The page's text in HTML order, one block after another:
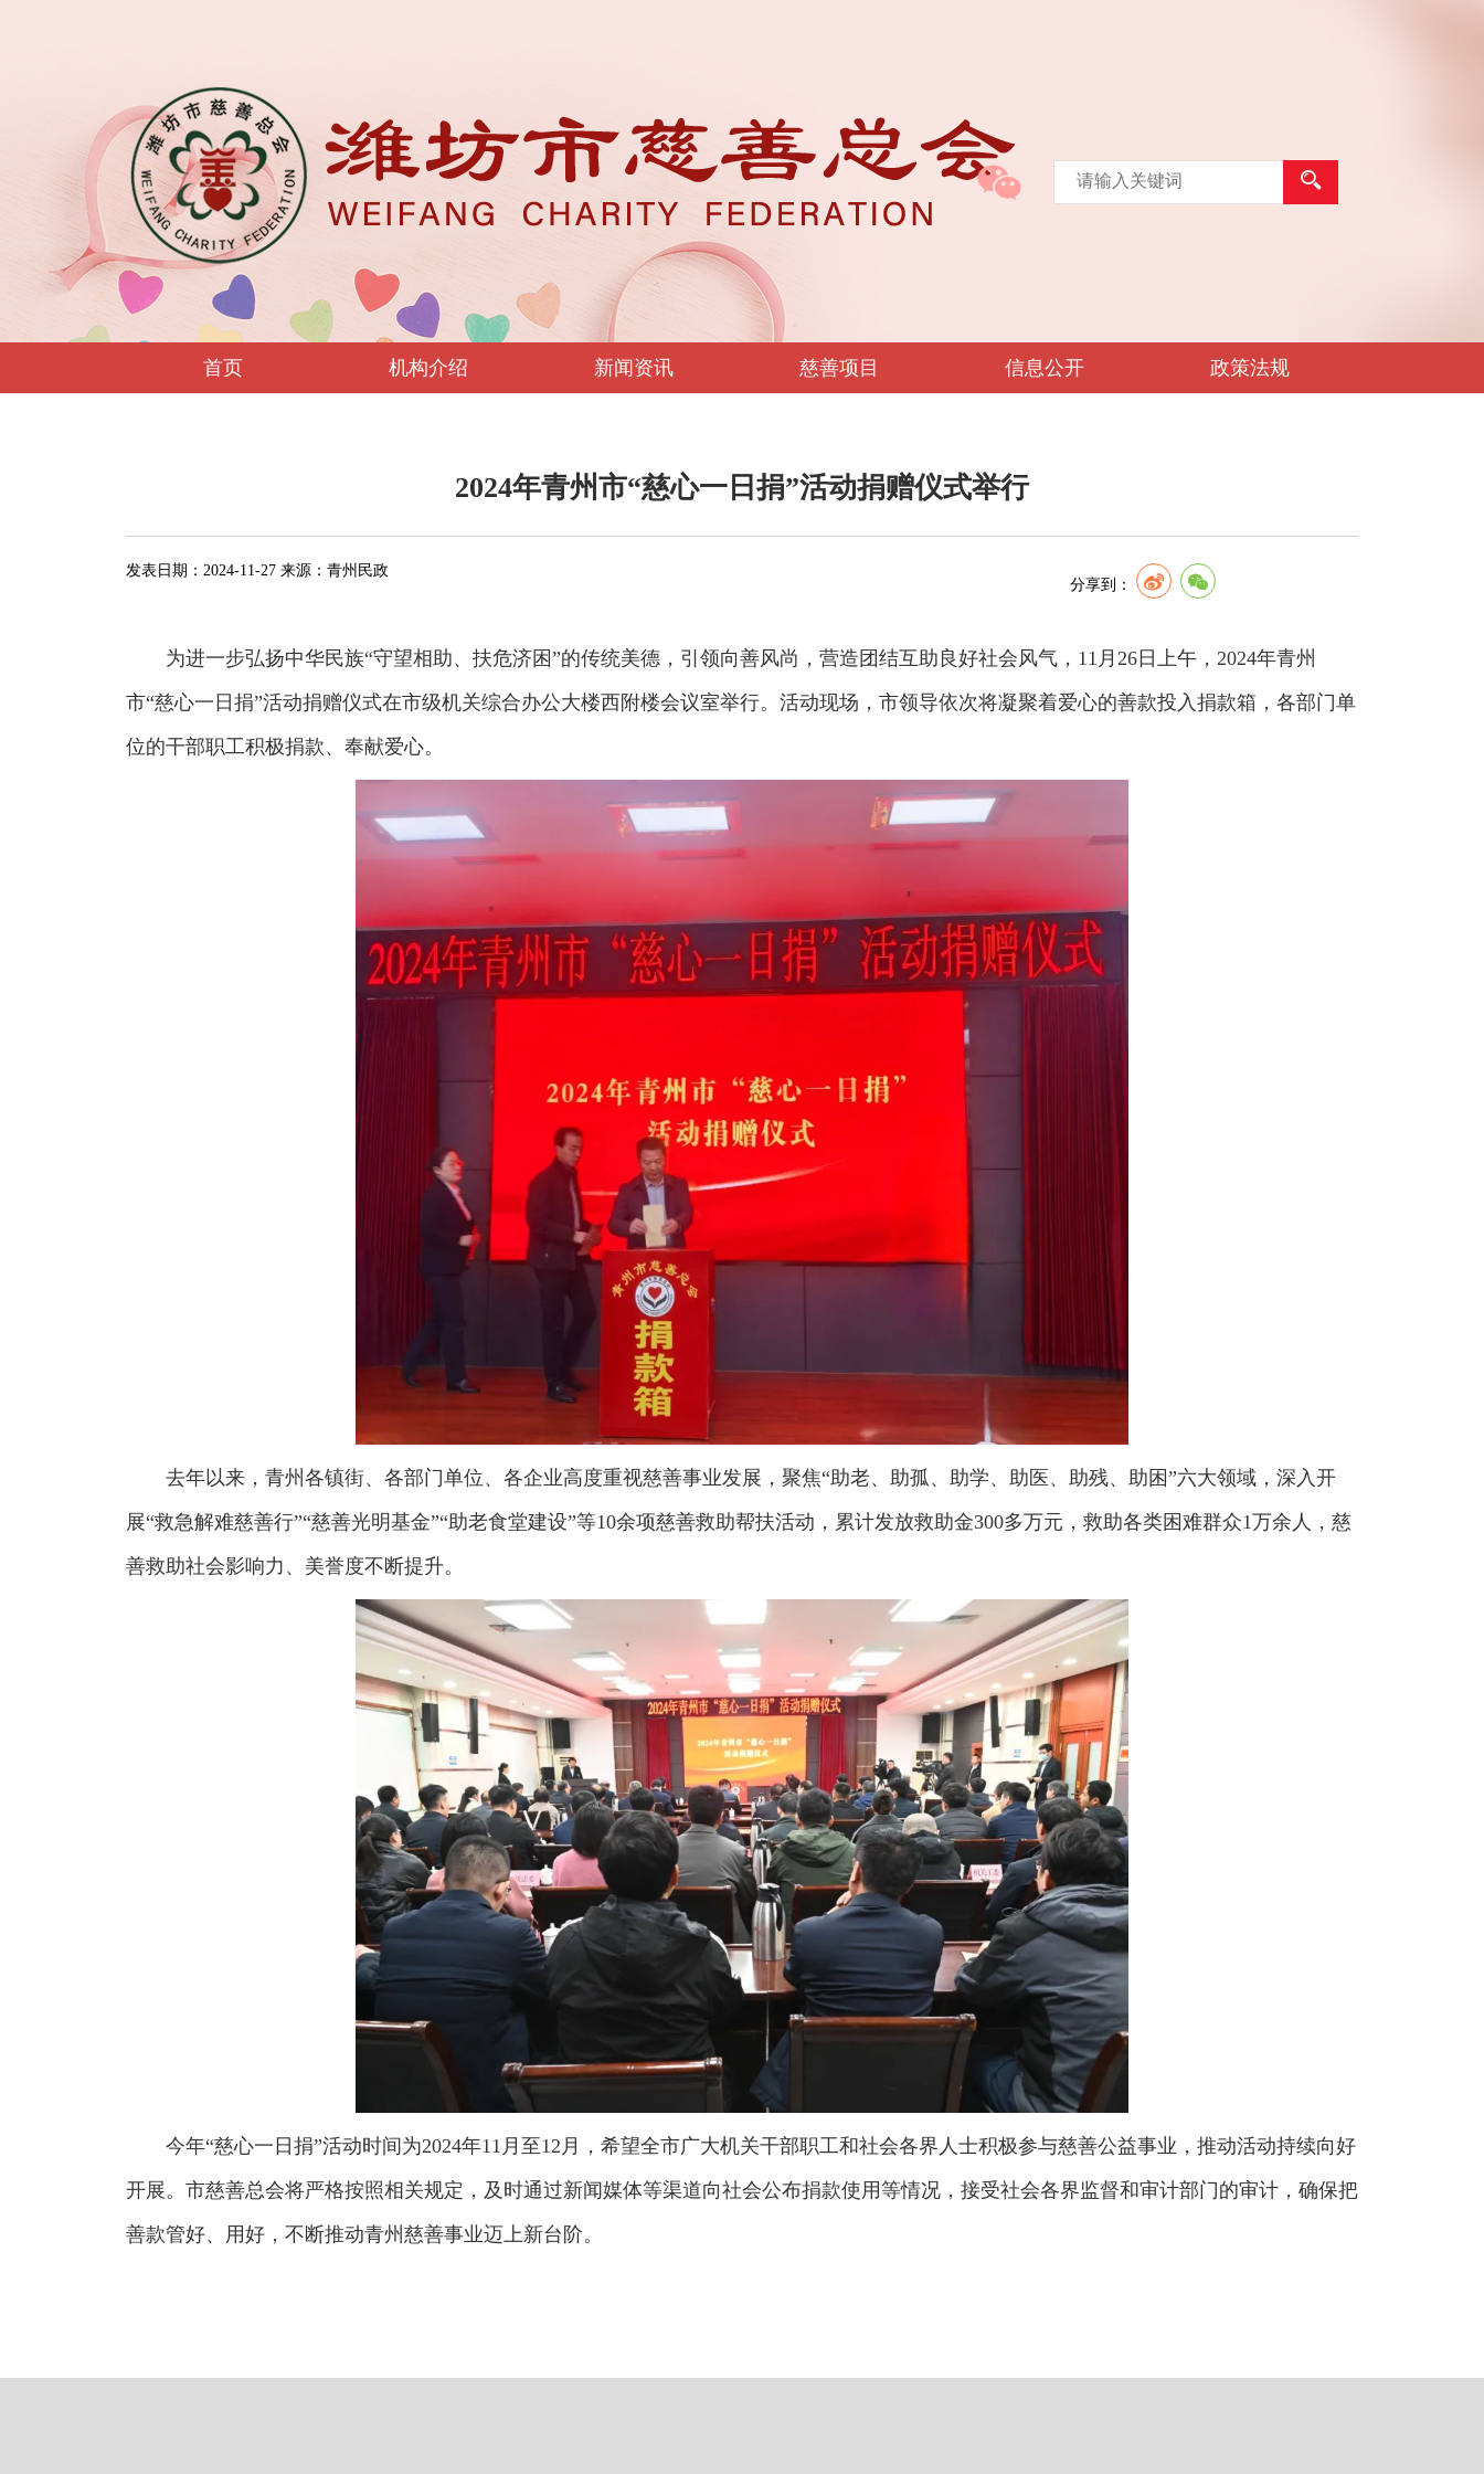
首页 机构介绍 新闻资讯 慈善项目 信息公开 政策法规
2024年青州市“慈心一日捐”活动捐赠仪式举行
发表日期： 2024-11-27 来源： 青州民政
分享到：
为进一步弘扬中华民族“守望相助、扶危济困”的传统美德，引领向善风尚，营造团结互助良好社会风气，11月26日上午，2024年青州
市“慈心一日捐”活动捐赠仪式在市级机关综合办公大楼西附楼会议室举行。活动现场，市领导依次将凝聚着爱心的善款投入捐款箱，各部门单
位的干部职工积极捐款、奉献爱心。
去年以来，青州各镇街、各部门单位、各企业高度重视慈善事业发展，聚焦“助老、助孤、助学、助医、助残、助困”六大领域，深入开
展“救急解难慈善行”“慈善光明基金”“助老食堂建设”等10余项慈善救助帮扶活动，累计发放救助金300多万元，救助各类困难群众1万余人，慈
善救助社会影响力、美誉度不断提升。
今年“慈心一日捐”活动时间为2024年11月至12月，希望全市广大机关干部职工和社会各界人士积极参与慈善公益事业，推动活动持续向好
开展。市慈善总会将严格按照相关规定，及时通过新闻媒体等渠道向社会公布捐款使用等情况，接受社会各界监督和审计部门的审计，确保把
善款管好、用好，不断推动青州慈善事业迈上新台阶。